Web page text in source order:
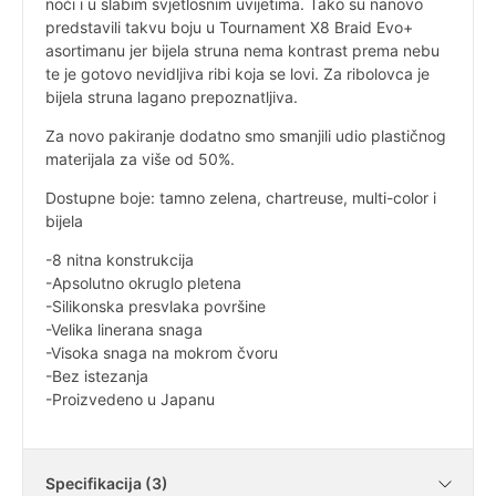
predstavili takvu boju u Tournament X8 Braid Evo+
asortimanu jer bijela struna nema kontrast prema nebu
te je gotovo nevidljiva ribi koja se lovi. Za ribolovca je
bijela struna lagano prepoznatljiva.
Za novo pakiranje dodatno smo smanjili udio plastičnog
materijala za više od 50%.
Dostupne boje: tamno zelena, chartreuse, multi-color i
bijela
-8 nitna konstrukcija
-Apsolutno okruglo pletena
-Silikonska presvlaka površine
-Velika linerana snaga
-Visoka snaga na mokrom čvoru
-Bez istezanja
-Proizvedeno u Japanu
Specifikacija (3)